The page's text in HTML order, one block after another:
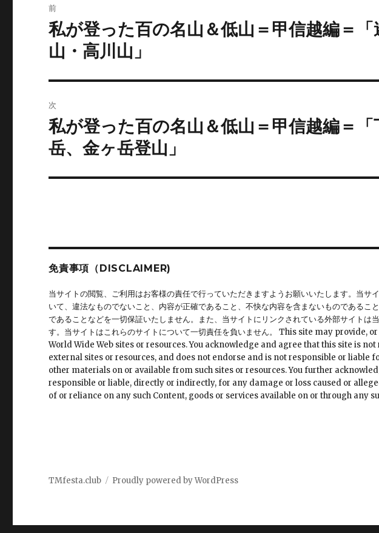
稿
ナ
ゲ
ー
シ
ョ
前
前
の
投
稿:
私が登った百の名山＆低山＝甲信越編＝
山・高川山」
次
次
の
投
稿:
私が登った百の名山＆低山＝甲信越編＝
岳、金ヶ岳登山」
免責事項（DISCLAIMER)
当サイトの閲覧、ご利用はお客様の責任で行っていただきますようお願いいたします。当サ
いて、違法なものでないこと、内容が正確であること、不快な内容を含まないものであるこ
であることなどを一切保証いたしません。また、当サイトにリンクされている外部サイトは
す。当サイトはこれらのサイトについて一切責任を負いません。 This site may
World Wide Web sites or resources. You acknowledge and agree that this site is
external sites or resources, and does not endorse and is not responsible or liable
other materials on or available from such sites or resources. You further
responsible or liable, directly or indirectly, for any damage or loss caused or
of or reliance on any such Content, goods or services available on or through any
TMfesta.club Proudly powered by WordPress